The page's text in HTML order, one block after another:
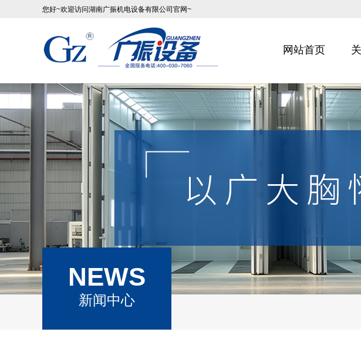
您好~欢迎访问湖南广振机电设备有限公司官网~
网站首页
NEWS
新闻中心